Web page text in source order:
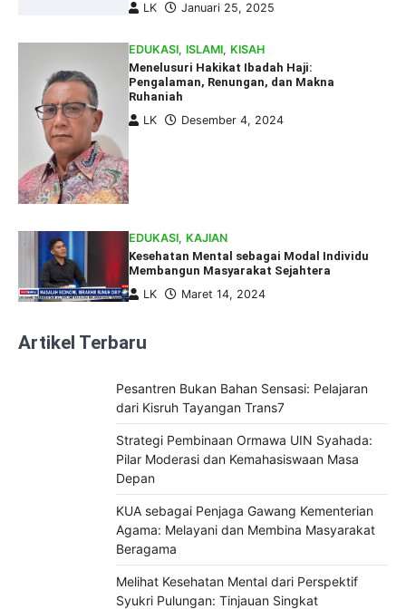
LK
Januari 25, 2025
EDUKASI, ISLAMI, KISAH
Menelusuri Hakikat Ibadah Haji:
Pengalaman, Renungan, dan Makna
Ruhaniah
LK
Desember 4, 2024
EDUKASI, KAJIAN
Kesehatan Mental sebagai Modal Individu
Membangun Masyarakat Sejahtera
LK
Maret 14, 2024
Artikel Terbaru
Pesantren Bukan Bahan Sensasi: Pelajaran
dari Kisruh Tayangan Trans7
Strategi Pembinaan Ormawa UIN Syahada:
Pilar Moderasi dan Kemahasiswaan Masa
Depan
KUA sebagai Penjaga Gawang Kementerian
Agama: Melayani dan Membina Masyarakat
Beragama
Melihat Kesehatan Mental dari Perspektif
Syukri Pulungan: Tinjauan Singkat